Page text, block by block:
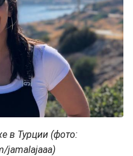
в Турции (фото:
jamalajaaa)